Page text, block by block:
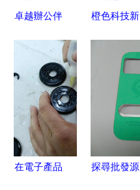
卓越辦公伴
4S金屬鋁
合金桌面手
機支架體驗
評測
橙色科技新
圳市捷凱通
科技弧形小
吸盤支架的
創意設計
在電子產品
探尋批發源